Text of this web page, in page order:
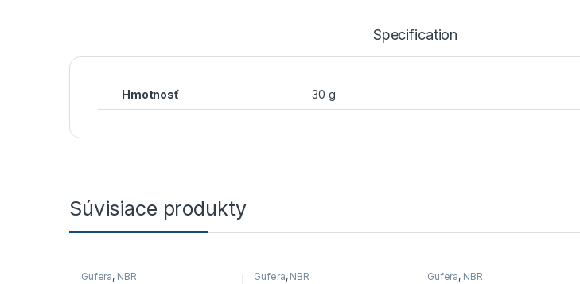
Specification
Hmotnosť 30 g
Súvisiace produkty
Gufera, NBR Gufera, NBR Gufera, NBR